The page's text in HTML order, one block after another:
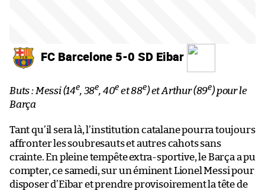
FC Barcelone 5-0 SD Eibar
Buts : Messi (14e, 38e, 40e et 88e) et Arthur (89e) pour le
Barça
Tant qu’il sera là, l’institution catalane pourra toujours
affronter les soubresauts et autres cahots sans
crainte. En pleine tempête extra-sportive, le Barça a pu
compter, ce samedi, sur un éminent Lionel Messi pour
disposer d’Eibar et prendre provisoirement la tête de